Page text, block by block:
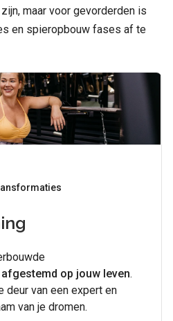
maar voor gevorderden is
en spieropbouw fases af te
op jouw leven.
deur van een expert en
van je dromen.